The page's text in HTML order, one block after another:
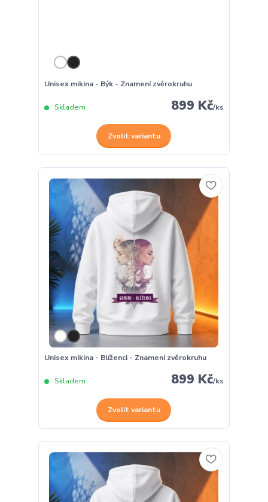
Unisex mikina - Býk - Znamení zvěrokruhu
899 Kč/ks
Skladem
Zvolit variantu
Unisex mikina - Blíženci - Znamení zvěrokruhu
899 Kč/ks
Skladem
Zvolit variantu